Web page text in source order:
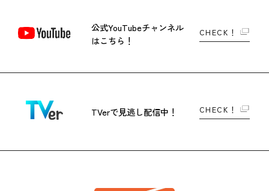
公式YouTubeチャンネル
はこちら！
CHECK！
TVerで見逃し配信中！ CHECK！